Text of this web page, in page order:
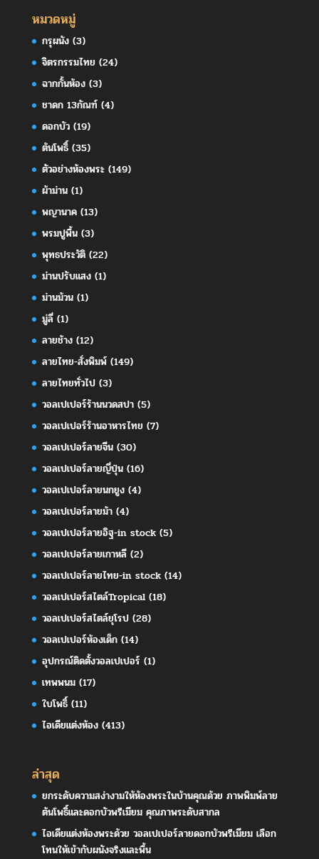
หมวดหมู่
กรุผนัง(3)
จิตรกรรมไทย (24)
ฉากกั้นห้อง(3)
ชาดก 13กัณฑ์(4)
ดอกบัว(19)
ต้นโพธิ์(35)
ตัวอย่างห้องพระ(149)
ผ้าม่าน(1)
พญานาค(13)
พรมปูพื้น(3)
พุทธประวัติ(22)
ม่านปรับแสง(1)
ม่านม้วน(1)
มู่ลี่(1)
ลายช้าง(12)
ลายไทย-สั่งพิมพ์(149)
ลายไทยทั่วไป(3)
วอลเปเปอร์ร้านนวดสปา(5)
วอลเปเปอร์ร้านอาหารไทย (7)
วอลเปเปอร์ลายจีน(30)
วอลเปเปอร์ลายญี่ปุ่น(16)
วอลเปเปอร์ลายนกยูง(4)
วอลเปเปอร์ลายม้า(4)
วอลเปเปอร์ลายอิฐ-in stock(5)
วอลเปเปอร์ลายเกาหลี(2)
วอลเปเปอร์ลายไทย-in stock(14)
วอลเปเปอร์สไตล์Tropical(18)
วอลเปเปอร์สไตล์ยุโรป(28)
วอลเปเปอร์ห้องเด็ก(14)
อุปกรณ์ติดตั้งวอลเปเปอร์ (1)
เทพพนม(17)
ใบโพธิ์(11)
ไอเดียแต่งห้อง(413)
ล่าสุด
ยกระดับความสง่างามให้ห้องพระในบ้านคุณด้วย ภาพพิมพ์ลาย
ต้นโพธิ์และดอกบัวพรีเมียม คุณภาพระดับสากล
ไอเดียแต่งห้องพระด้วย วอลเปเปอร์ลายดอกบัวพรีเมียม เลือก
โทนให้เข้ากับผนังจริงและพื้น